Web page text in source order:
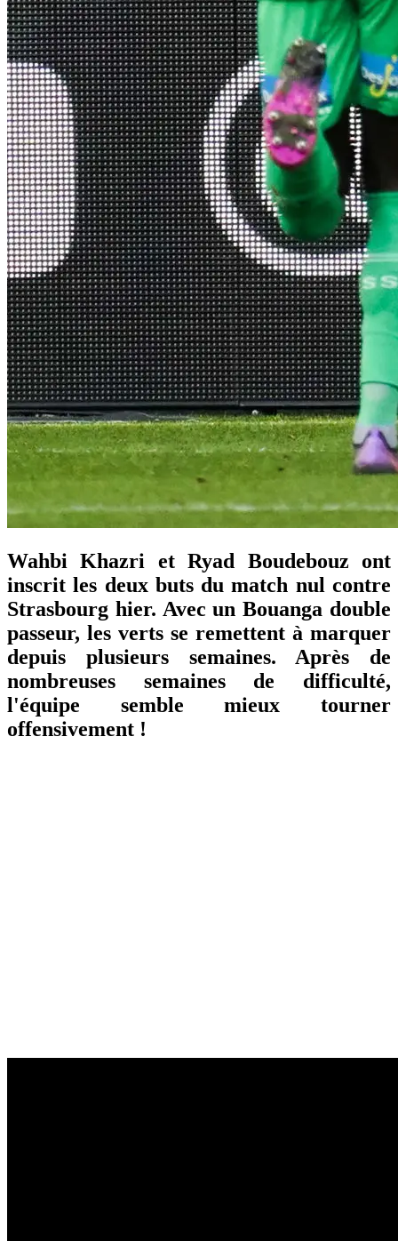
Wahbi Khazri et Ryad Boudebouz ont
inscrit les deux buts du match nul contre
Strasbourg hier. Avec un Bouanga double
passeur, les verts se remettent à marquer
depuis plusieurs semaines. Après de
nombreuses semaines de difficulté,
l'équipe semble mieux tourner
offensivement !